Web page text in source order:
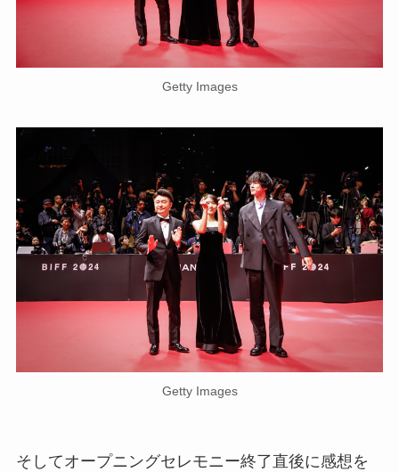
Getty Images
Getty Images
そしてオープニングセレモニー終了直後に感想を